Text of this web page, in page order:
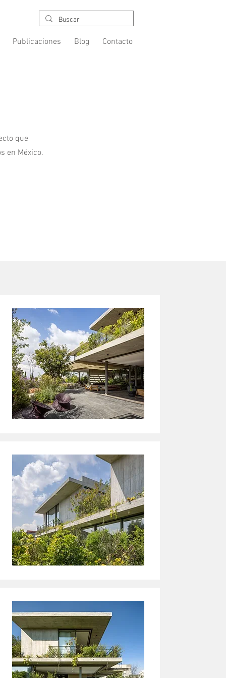
Publicaciones Blog Contacto
que
en México.